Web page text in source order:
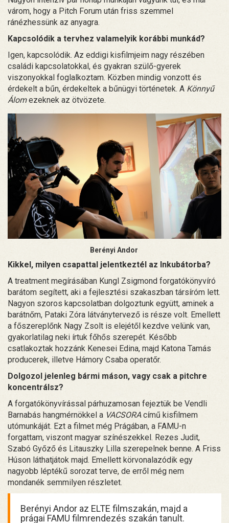
várom, hogy a Pitch Forum után friss szemmel
ránézhessünk az anyagra.
Kapcsolódik a tervhez valamelyik korábbi munkád?
Igen, kapcsolódik. Az eddigi kisfilmjeim nagy részében
családi kapcsolatokkal, és gyakran szülő-gyerek
viszonyokkal foglalkoztam. Közben mindig vonzott és
érdekelt a bűn, érdekeltek a bűnügyi történetek. A Könnyű
Álomezeknek az ötvözete.
Berényi Andor
Kikkel, milyen csapattal jelentkeztél az Inkubátorba?
A treatment megírásában Kungl Zsigmond forgatókönyvíró
barátom segített, aki a fejlesztési szakaszban társíróm lett.
Nagyon szoros kapcsolatban dolgoztunk együtt, aminek a
barátnőm, Pataki Zóra látványtervező is része volt. Emellett
a főszereplőnk Nagy Zsolt is elejétől kezdve velünk van,
gyakorlatilag neki írtuk főhős szerepét. Később
csatlakoztak hozzánk Kenesei Edina, majd Katona Tamás
producerek, illetve Hámory Csaba operatőr.
Dolgozol jelenleg bármi máson, vagy csak a pitchre
koncentrálsz?
A forgatókönyvírással párhuzamosan fejeztük be Vendli
Barnabás hangmérnökkel a VACSORAcímű kisfilmem
utómunkáját. Ezt a filmet még Prágában, a FAMU-n
forgattam, viszont magyar színészekkel. Rezes Judit,
Szabó Győző és Litauszky Lilla szerepelnek benne. A Friss
Húson láthatjátok majd. Emellett körvonalazódik egy
nagyobb léptékű sorozat terve, de erről még nem
mondanék semmilyen részletet.
Berényi Andor az ELTE filmszakán, majd a
prágai FAMU filmrendezés szakán tanult.